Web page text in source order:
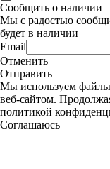
Сообщить о наличии
Мы с радостью
будет в наличии
Email
Отменить
Отправить
Мы используем файлы
веб-сайтом.
политикой
Соглашаюсь